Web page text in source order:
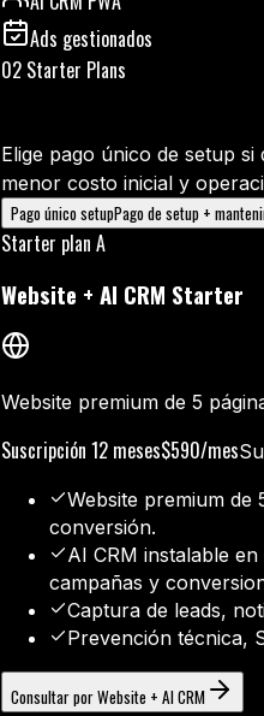
Ads gestionados
02 Starter Plans
Elige pago único de setup
menor costo inicial y
Pago único setupPago de setup +
Starter plan A
Website + AI CRM Starter
Website premium de 5
Suscripción 12 meses$590/mes
Website premium de
conversión.
AI CRM instalable
campañas y
Captura de leads,
Prevención técnica,
Consultar por Website + AI CRM